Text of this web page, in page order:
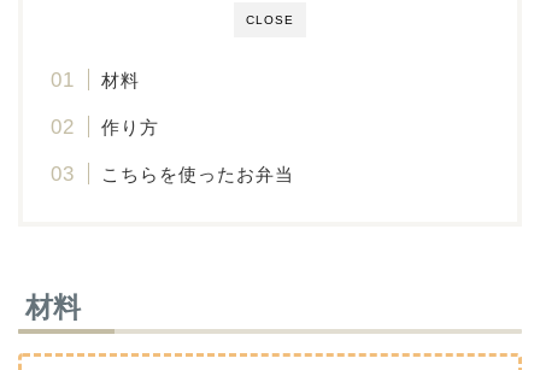
CLOSE
材料
作り方
こちらを使ったお弁当
材料